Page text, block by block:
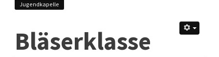
Jugendkapelle
Bläserklasse